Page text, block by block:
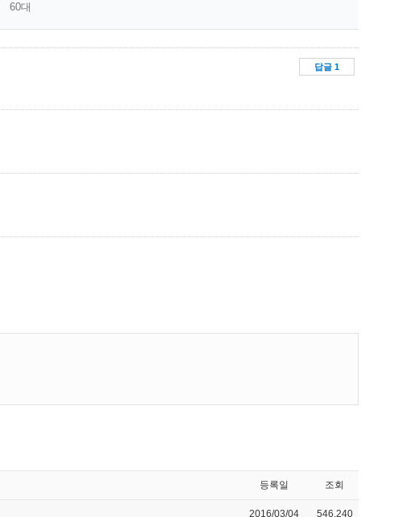
60대
등록일 조회
2016/03/04 546,240